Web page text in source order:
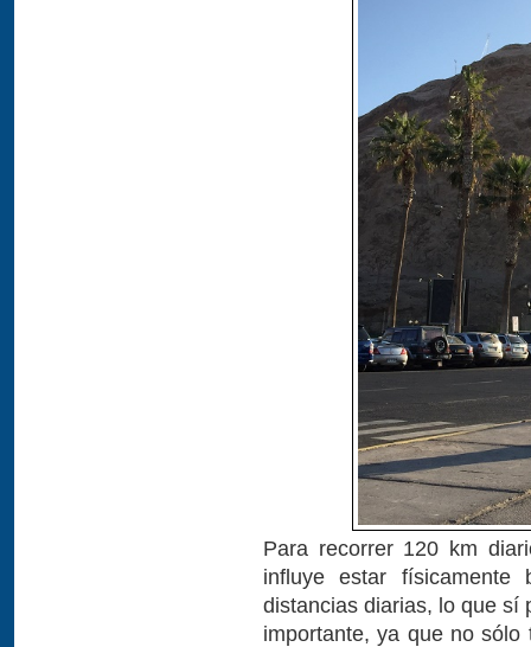
Para recorrer 120 km
influye estar
distancias diarias, lo que sí
importante, ya que no